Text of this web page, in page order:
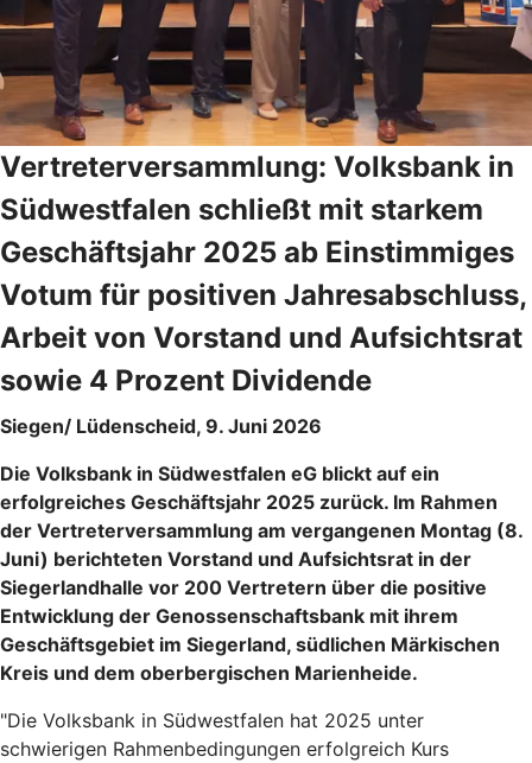
Vertreterversammlung: Volksbank in
Südwestfalen schließt mit starkem
Geschäftsjahr 2025 ab Einstimmiges
Votum für positiven Jahresabschluss,
Arbeit von Vorstand und Aufsichtsrat
sowie 4 Prozent Dividende
Siegen/ Lüdenscheid, 9. Juni 2026
Die Volksbank in Südwestfalen eG blickt auf ein
erfolgreiches Geschäftsjahr 2025 zurück. Im Rahmen
der Vertreterversammlung am vergangenen Montag (8.
Juni) berichteten Vorstand und Aufsichtsrat in der
Siegerlandhalle vor 200 Vertretern über die positive
Entwicklung der Genossenschaftsbank mit ihrem
Geschäftsgebiet im Siegerland, südlichen Märkischen
Kreis und dem oberbergischen Marienheide.
"Die Volksbank in Südwestfalen hat 2025 unter
schwierigen Rahmenbedingungen erfolgreich Kurs